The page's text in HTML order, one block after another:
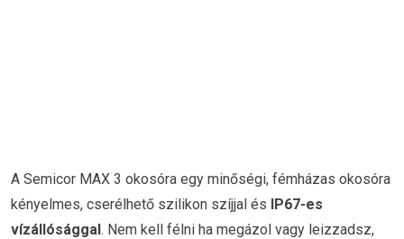
A Semicor MAX 3 okosóra egy minőségi, fémházas okosóra
kényelmes, cserélhető szilikon szíjjal és IP67-es
vízállósággal. Nem kell félni ha megázol vagy leizzadsz,